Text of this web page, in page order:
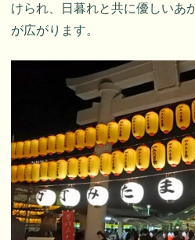
けられ、日暮れと共に優しいあ
が広がります。